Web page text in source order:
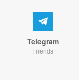
Telegram
Friends